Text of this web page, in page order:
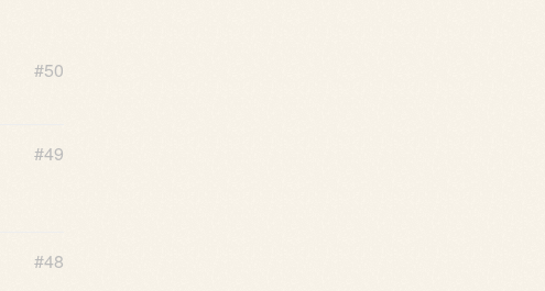
#50
#49
#48